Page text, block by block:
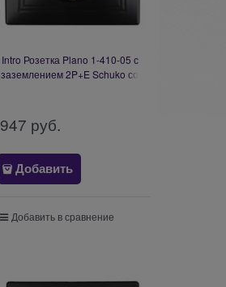
Intro Розетка Plano 1-410-05 с
заземлением 2P+E Schuko со
Б0053946
947 руб.
Добавить
Добавить в сравнение